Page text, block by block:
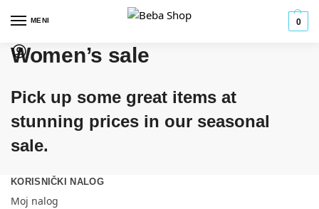
MENI 0
Women’s sale
Pick up some great items at
stunning prices in our seasonal
sale.
KORISNIČKI NALOG
Moj nalog